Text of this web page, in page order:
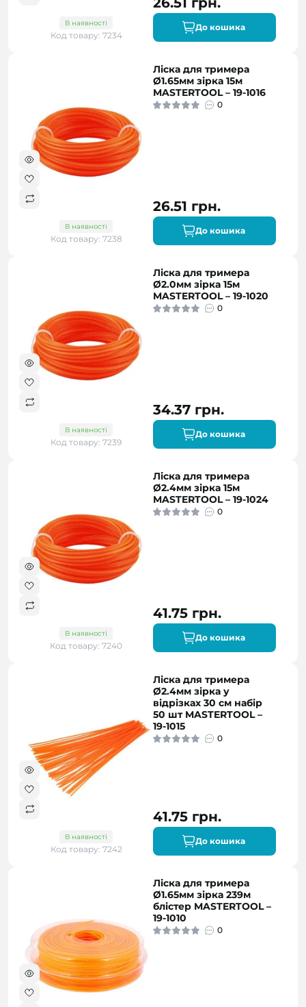
В наявності
Код товару: 7234
До кошика
В наявності
Код товару: 7238
Ліска для тримера
Ø1.65мм зірка 15м
MASTERTOOL – 19-1016
0
26.51 грн.
До кошика
В наявності
Код товару: 7239
Ліска для тримера
Ø2.0мм зірка 15м
MASTERTOOL – 19-1020
0
34.37 грн.
До кошика
В наявності
Код товару: 7240
Ліска для тримера
Ø2.4мм зірка 15м
MASTERTOOL – 19-1024
0
41.75 грн.
До кошика
В наявності
Код товару: 7242
Ліска для тримера
Ø2.4мм зірка у
відрізках 30 см набір
50 шт MASTERTOOL –
19-1015
0
41.75 грн.
До кошика
Ліска для тримера
Ø1.65мм зірка 239м
блістер MASTERTOOL –
19-1010
0